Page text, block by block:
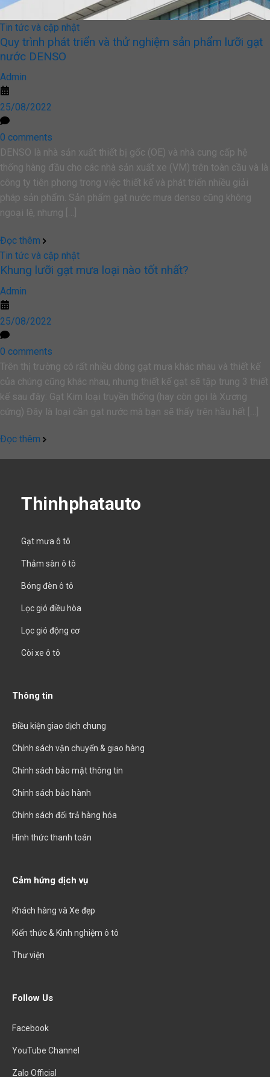
Tin tức và cập nhật
Quy trình phát triển và thử nghiệm sản phẩm lưỡi gạt
nước DENSO
Admin
25/08/2022
0 comments
DENSO là nhà sản xuất thiết bị gốc (OE) và nhà cung cấp hệ
thống hàng đầu cho các nhà sản xuất xe (VM) trên toàn cầu và là
công ty tiên phong trong việc thiết kế và phát triển nhiều giải
pháp sản phẩm. Sản phẩm gạt nước mưa denso cũng không
ngoại lệ, nhưng […]
Đọc thêm
Tin tức và cập nhật
Khung lưỡi gạt mưa loại nào tốt nhất?
Admin
25/08/2022
0 comments
Trên thị trường có rất nhiều dòng gạt mưa khác nhau và thiết kế
của chúng cũng khác nhau, nhưng thiết kế gạt sẽ tập trung 3 thiết
kế sau đây: Gạt Kim loại truyền thống (hay còn gọi là Xương
cứng) Đây là loại cần gạt nước mà bạn sẽ thấy trên hầu hết […]
Đọc thêm
Thinhphatauto
Gạt mưa ô tô
Thảm sàn ô tô
Bóng đèn ô tô
Lọc gió điều hòa
Lọc gió động cơ
Còi xe ô tô
Thông tin
Điều kiện giao dịch chung
Chính sách vận chuyển & giao hàng
Chính sách bảo mật thông tin
Chính sách bảo hành
Chính sách đổi trả hàng hóa
Hình thức thanh toán
Cảm hứng dịch vụ
Khách hàng và Xe đẹp
Kiến thức & Kinh nghiệm ô tô
Thư viện
Follow Us
Facebook
YouTube Channel
Zalo Official